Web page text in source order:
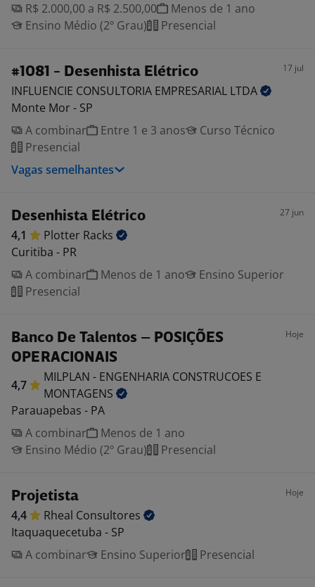
R$ 2.000,00 a R$ 2.500,00
Menos de 1 ano
Ensino Médio (2º Grau)
Presencial
#1081 - Desenhista Elétrico 17 jul
INFLUENCIE CONSULTORIA EMPRESARIAL LTDA
Monte Mor - SP
A combinar
Entre 1 e 3 anos
Curso Técnico
Presencial
Vagas semelhantes
Desenhista Elétrico 27 jun
4,1 Plotter Racks
Curitiba - PR
A combinar
Menos de 1 ano
Ensino Superior
Presencial
Banco De Talentos – POSIÇÕES
OPERACIONAIS
Hoje
4,7
MILPLAN - ENGENHARIA CONSTRUCOES E
MONTAGENS
Parauapebas - PA
A combinar
Menos de 1 ano
Ensino Médio (2º Grau)
Presencial
Projetista Hoje
4,4 Rheal Consultores
Itaquaquecetuba - SP
A combinar
Ensino Superior Presencial